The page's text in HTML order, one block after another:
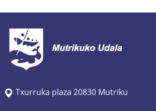
Txurruka plaza 20830 Mutriku